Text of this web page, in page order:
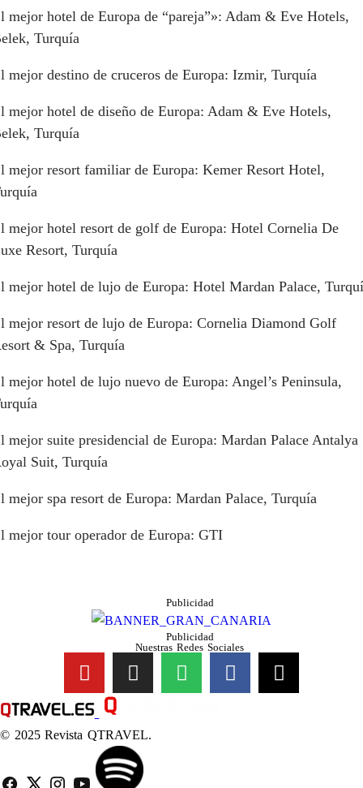
mejor hotel de Europa de “pareja”»: Adam & Eve Hotels,
Turquía
mejor destino de cruceros de Europa: Izmir, Turquía
mejor hotel de diseño de Europa: Adam & Eve Hotels,
Turquía
mejor resort familiar de Europa: Kemer Resort Hotel,
mejor hotel resort de golf de Europa: Hotel Cornelia De
Resort, Turquía
mejor hotel de lujo de Europa: Hotel Mardan Palace,
mejor resort de lujo de Europa: Cornelia Diamond Golf
& Spa, Turquía
mejor hotel de lujo nuevo de Europa: Angel’s Peninsula,
mejor suite presidencial de Europa: Mardan Palace Antalya
Suit, Turquía
mejor spa resort de Europa: Mardan Palace, Turquía
mejor tour operador de Europa: GTI
Publicidad
Publicidad
Nuestras Redes Sociales
© 2025 Revista QTRAVEL.